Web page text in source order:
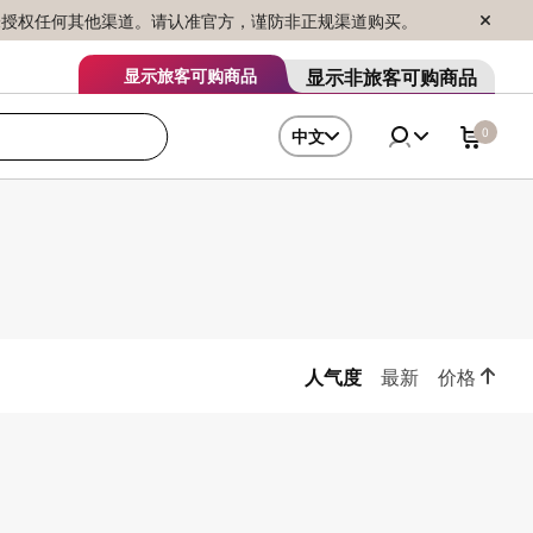
任何其他渠道。请认准官方，谨防非正规渠道购买。
显示旅客可购商品 显示非旅客可购商品
中文 0
人气度 最新 价格